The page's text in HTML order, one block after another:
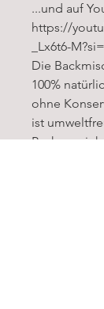
...und auf
https://
_Lx6t6-
Die
100%
ohne
ist